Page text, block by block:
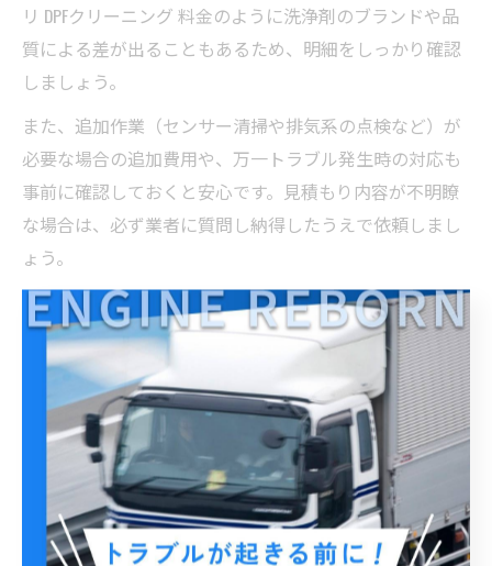
リ DPFクリーニング 料金のように洗浄剤のブランドや品
質による差が出ることもあるため、明細をしっかり確認
しましょう。
また、追加作業（センサー清掃や排気系の点検など）が
必要な場合の追加費用や、万一トラブル発生時の対応も
事前に確認しておくと安心です。見積もり内容が不明瞭
な場合は、必ず業者に質問し納得したうえで依頼しまし
ょう。
料金比較で分かる埼玉DPF洗浄の特徴
埼玉県内のDPF洗浄料金を比較すると、都心部と郊外で若
干の価格差が見られます。一般的に都市部の方がやや高
めの設定ですが、競争が激しいためキャンペーンや割引
が適用されるケースもあります。
「DPF洗浄 千葉」や「DPF洗浄 東京」など近隣県と比較し
ても、埼玉県は幅広い業者が存在し、非分解洗浄や短時